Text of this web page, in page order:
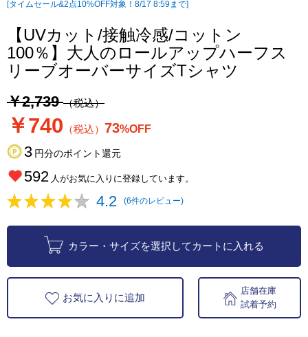
[タイムセール&2点10%OFF対象！8/17 8:59まで]
【UVカット/接触冷感/コットン
100％】大人のロールアップハーフス
リーブオーバーサイズTシャツ
￥2,739（税込）
￥740 （税込） 73%OFF
3 円分のポイント還元
592 人がお気に入りに登録しています。
4.2 (6件のレビュー)
カラー・サイズを選択してカートに入れる
お気に入りに追加
店舗在庫
試着予約